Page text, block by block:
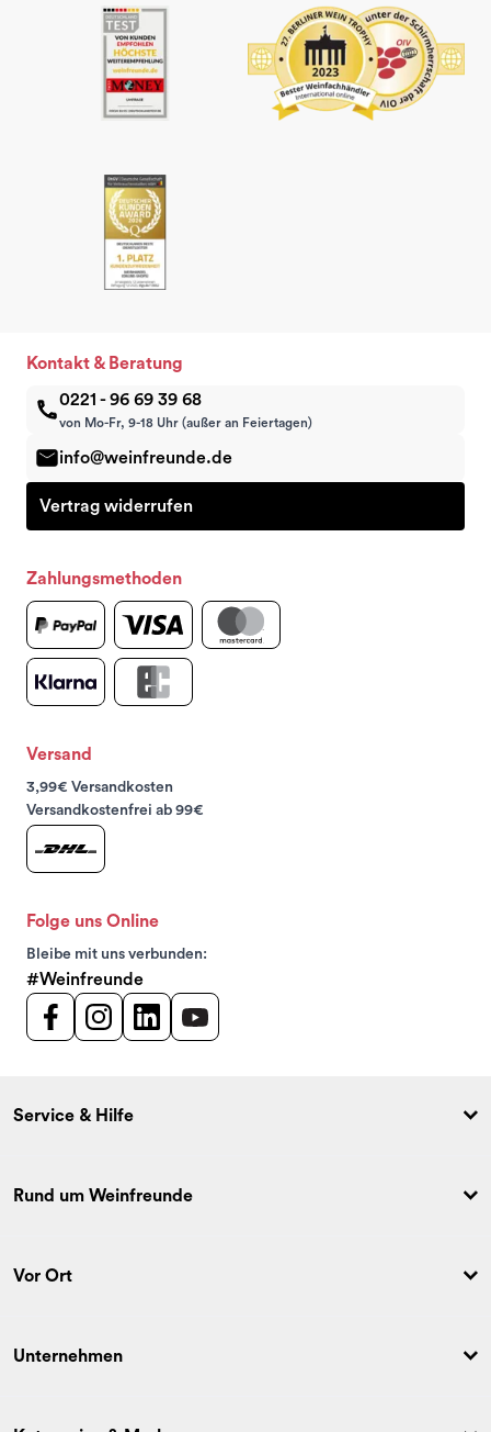
Kontakt & Beratung
0221 - 96 69 39 68
von Mo-Fr, 9-18 Uhr (außer an Feiertagen)
info@weinfreunde.de
Vertrag widerrufen
Zahlungsmethoden
Versand
3,99€ Versandkosten
Versandkostenfrei ab 99€
Folge uns Online
Bleibe mit uns verbunden:
#Weinfreunde
Service & Hilfe
Rund um Weinfreunde
Vor Ort
Unternehmen